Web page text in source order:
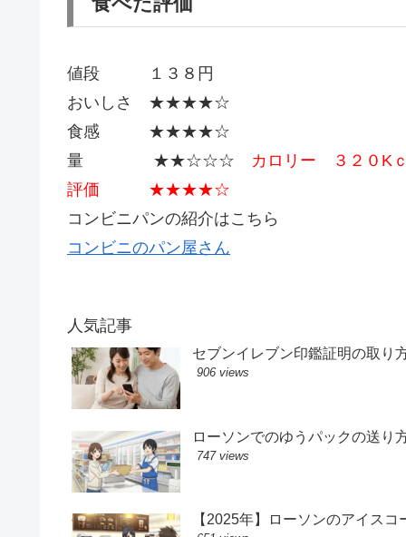
値段 １３８円
おいしさ ★★★★☆
食感 ★★★★☆
量 ★★☆☆☆ カロリー ３２０K
評価 ★★★★☆
コンビニパンの紹介はこちら
コンビニのパン屋さん
人気記事
セブンイレブン印鑑証明の取り
906 views
ローソンでのゆうパックの送り
747 views
【2025年】ローソンのアイス